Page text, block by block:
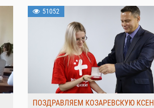
51052
ПОЗДРАВЛЯЕМ КОЗАРЕВСКУЮ